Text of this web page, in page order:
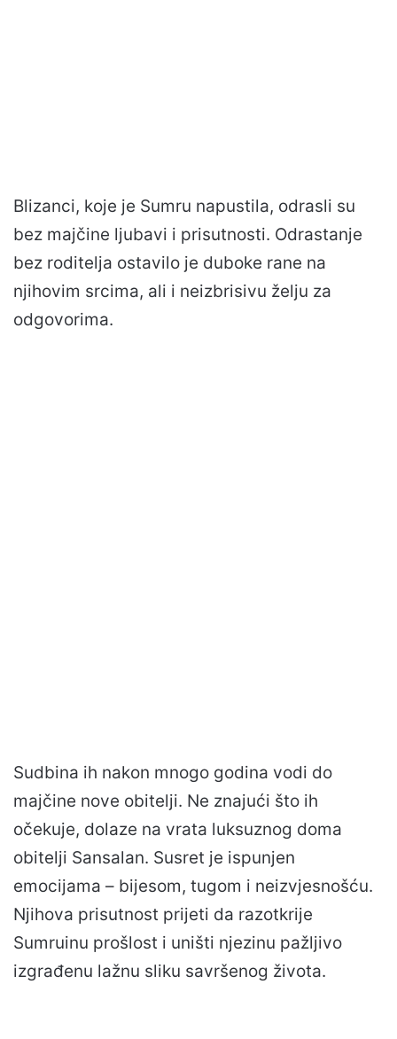
Blizanci, koje je Sumru napustila, odrasli su
bez majčine ljubavi i prisutnosti. Odrastanje
bez roditelja ostavilo je duboke rane na
njihovim srcima, ali i neizbrisivu želju za
odgovorima.
Sudbina ih nakon mnogo godina vodi do
majčine nove obitelji. Ne znajući što ih
očekuje, dolaze na vrata luksuznog doma
obitelji Sansalan. Susret je ispunjen
emocijama – bijesom, tugom i neizvjesnošću.
Njihova prisutnost prijeti da razotkrije
Sumruinu prošlost i uništi njezinu pažljivo
izgrađenu lažnu sliku savršenog života.